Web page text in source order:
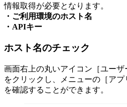
情報取得が必要となります。
・ご利用環境のホスト名
・APIキー
ホスト名のチェック
画面右上の丸いアイコン［ユーザ
をクリックし、メニューの［ア
を確認することができます。